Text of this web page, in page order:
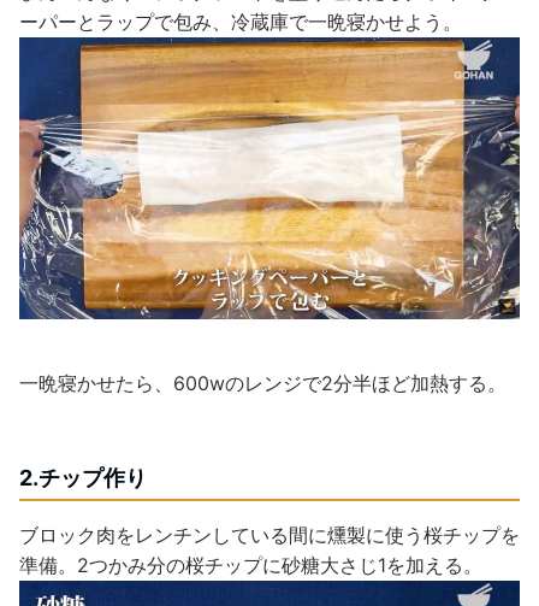
ーパーとラップで包み、冷蔵庫で一晩寝かせよう。
一晩寝かせたら、600wのレンジで2分半ほど加熱する。
2.チップ作り
ブロック肉をレンチンしている間に燻製に使う桜チップを
準備。2つかみ分の桜チップに砂糖大さじ1を加える。